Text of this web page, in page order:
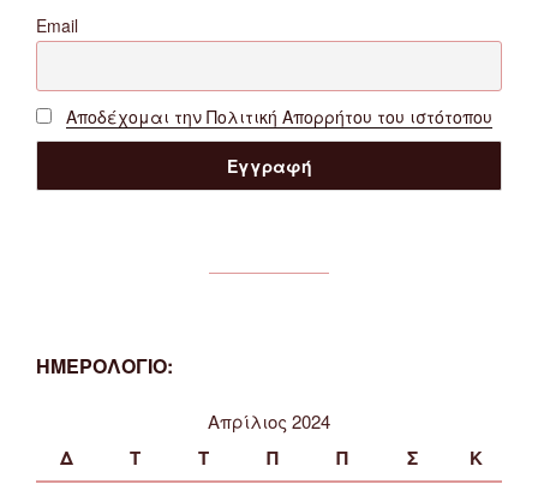
Email
Αποδέχομαι την Πολιτική Απορρήτου του ιστότοπου
ΗΜΕΡΟΛΟΓΙΟ:
Απρίλιος 2024
Δ Τ Τ Π Π Σ Κ